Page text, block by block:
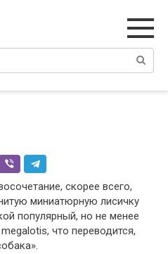
скорее всего,
миниатюрную лисичку
популярный, но не менее
что переводится,